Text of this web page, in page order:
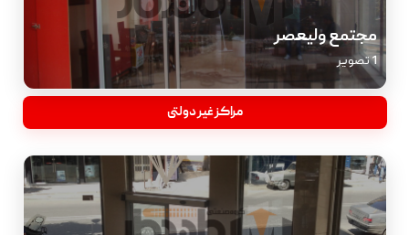
مجتمع ولیعصر
1 تصویر
مراکز غیر دولتی